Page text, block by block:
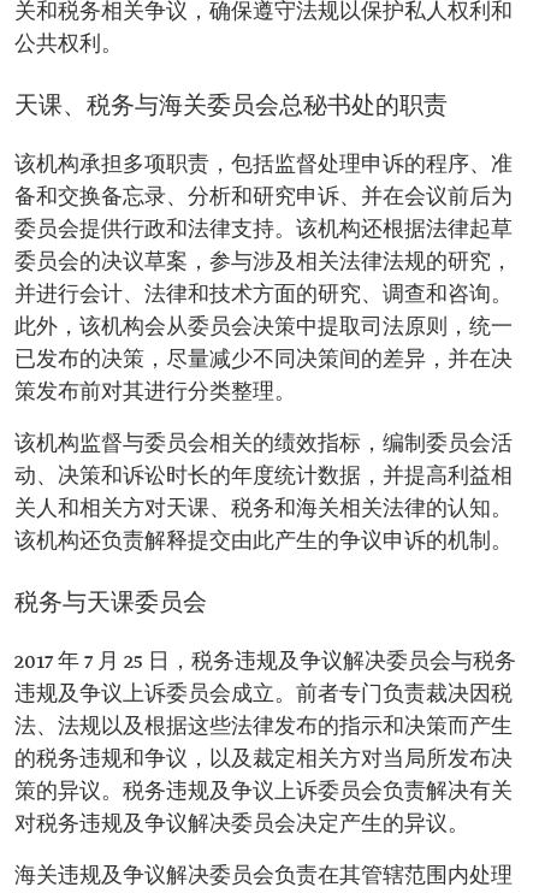
关和税务相关争议，确保遵守法规以保护私人权利和
公共权利。
天课、税务与海关委员会总秘书处的职责
该机构承担多项职责，包括监督处理申诉的程序、准
备和交换备忘录、分析和研究申诉、并在会议前后为
委员会提供行政和法律支持。该机构还根据法律起草
委员会的决议草案，参与涉及相关法律法规的研究，
并进行会计、法律和技术方面的研究、调查和咨询。
此外，该机构会从委员会决策中提取司法原则，统一
已发布的决策，尽量减少不同决策间的差异，并在决
策发布前对其进行分类整理。
该机构监督与委员会相关的绩效指标，编制委员会活
动、决策和诉讼时长的年度统计数据，并提高利益相
关人和相关方对天课、税务和海关相关法律的认知。
该机构还负责解释提交由此产生的争议申诉的机制。
税务与天课委员会
2017 年 7 月 25 日，税务违规及争议解决委员会与税务
违规及争议上诉委员会成立。前者专门负责裁决因税
法、法规以及根据这些法律发布的指示和决策而产生
的税务违规和争议，以及裁定相关方对当局所发布决
策的异议。税务违规及争议上诉委员会负责解决有关
对税务违规及争议解决委员会决定产生的异议。
海关违规及争议解决委员会负责在其管辖范围内处理